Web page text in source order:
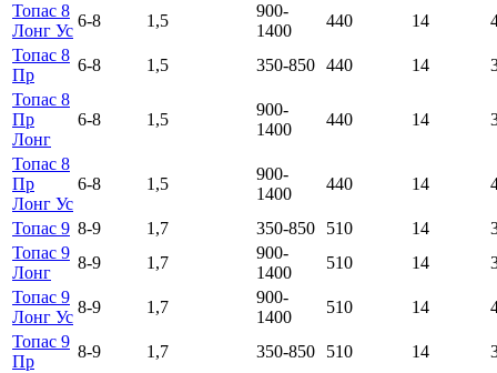
Топас 8
Лонг Ус
6-8 1,5
900-
1400
440 14
Топас 8
Пр
6-8 1,5 350-850 440 14
Топас 8
Пр
Лонг
6-8 1,5
900-
1400
440 14
Топас 8
Пр
Лонг Ус
6-8 1,5
900-
1400
440 14
Топас 9 8-9 1,7 350-850 510 14
Топас 9
Лонг
8-9 1,7
900-
1400
510 14
Топас 9
Лонг Ус
8-9 1,7
900-
1400
510 14
Топас 9
Пр
8-9 1,7 350-850 510 14